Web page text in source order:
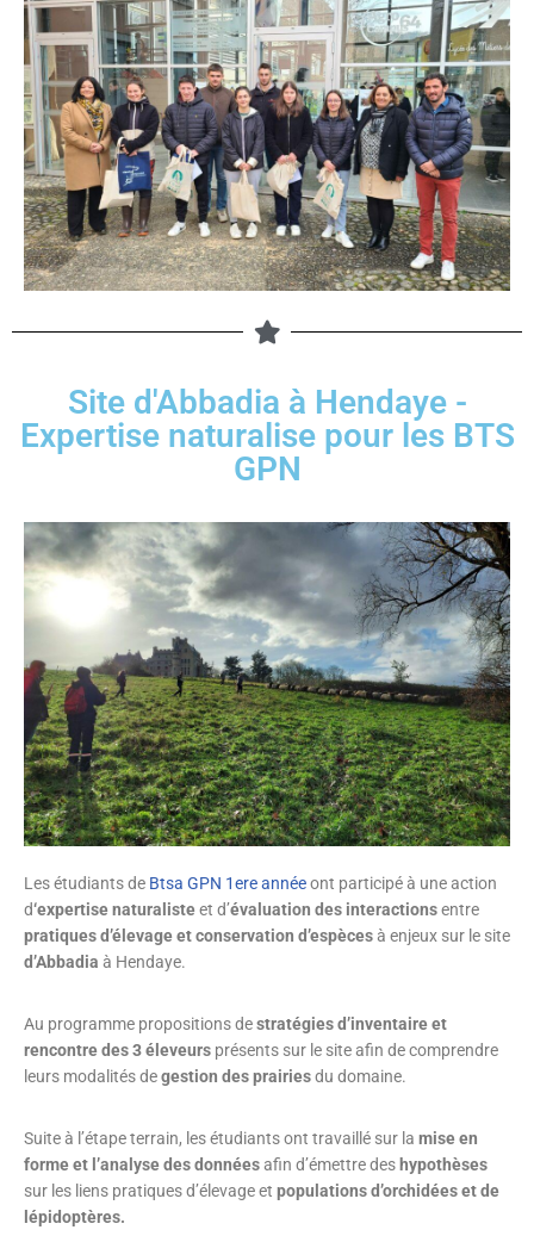
Site d'Abbadia à Hendaye -
Expertise naturalise pour les BTS
GPN
Les étudiants de Btsa GPN 1ere annéeont participé à une action
d‘expertise naturalisteet d’évaluation des interactionsentre
pratiques d’élevage et conservation d’espècesà enjeux sur le site
d’Abbadia à Hendaye.
Au programme propositions destratégies d’inventaire et
rencontre des 3 éleveurs présents sur le site afin de comprendre
leurs modalités degestion des prairiesdu domaine.
Suite à l’étape terrain, les étudiants ont travaillé sur la mise en
forme et l’analyse des donnéesafin d’émettre des hypothèses
sur les liens pratiques d’élevage et populations d’orchidées et de
lépidoptères.